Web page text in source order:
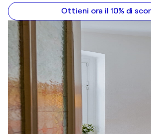
Ottieni ora il 10% di